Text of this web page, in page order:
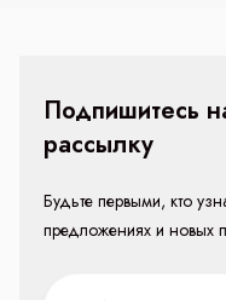
Подпишитесь
рассылку
Будьте первыми, кто
предложениях и новых